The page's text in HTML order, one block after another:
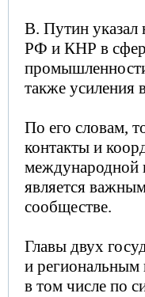
В. Путин указал
РФ и КНР в
также усиления
По его словам,
контакты и
международной
является
сообществе.
Главы двух
и
в том числе по